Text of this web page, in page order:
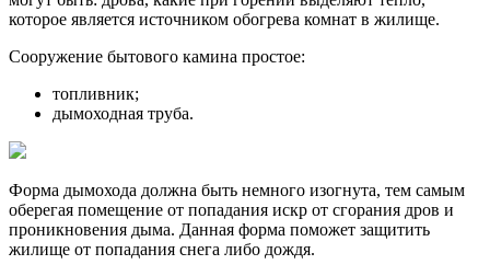
которое является источником обогрева комнат в жилище.
Сооружение бытового камина простое:
топливник;
дымоходная труба.
Форма дымохода должна быть немного изогнута, тем самым
оберегая помещение от попадания искр от сгорания дров и
проникновения дыма. Данная форма поможет защитить
жилище от попадания снега либо дождя.